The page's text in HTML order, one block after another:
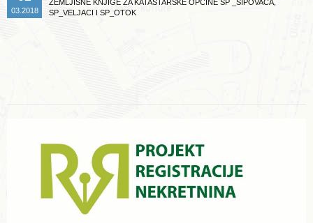
03.2018
ZEMLJIŠNE KNJIGE ZA KATASTARSKE OPĆINE SP _ŠIPOVAČA,
SP_VELJACI I SP_OTOK